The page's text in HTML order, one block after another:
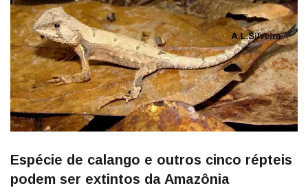
Espécie de calango e outros cinco répteis
podem ser extintos da Amazônia